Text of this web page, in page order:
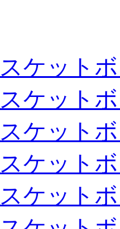
ケット
ケット
ケット
ケット
ケット